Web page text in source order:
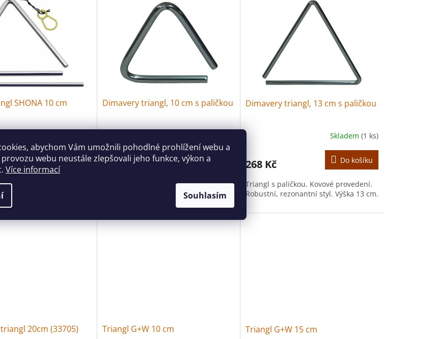
abychom Vám umožnili pohodlné prohlížení webu a
webu neustále zlepšovali jeho funkce, výkon a
Více informací
Souhlasím
SHONA 10 cm
Do košíku
10 cm s paličkou.
Dimavery triangl, 10 cm s paličkou
215 Kč Do košíku
Mini triangl s paličkou. Kovové
provedení. Robustní, rezonantní styl.
Dimavery triangl, 13 cm s paličkou
Skladem (1 ks)
268 Kč Do košíku
Triangl s paličkou. Kovové provedení.
Robustní, rezonantní styl. Výška 13 cm.
20cm (33705) Triangl G+W 10 cm Triangl G+W 15 cm